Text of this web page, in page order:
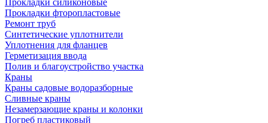
Прокладки фторопластовые
Ремонт труб
Синтетические уплотнители
Уплотнения для фланцев
Герметизация ввода
Полив и благоустройство участка
Краны
Краны садовые водоразборные
Сливные краны
Незамерзающие краны и колонки
Погреб пластиковый